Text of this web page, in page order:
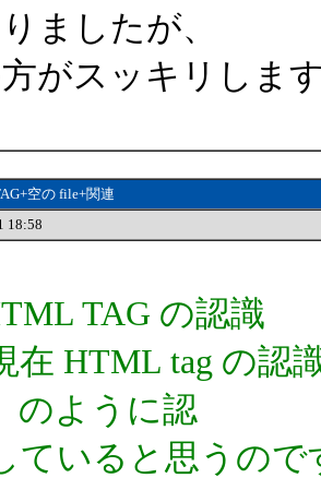
ましたが、
がスッキリしま
空の file+関連
18:58
TAG の認識
HTML tag の認
のように認
ていると思うので